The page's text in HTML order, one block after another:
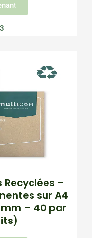
–
sur A4
mm – 40 par